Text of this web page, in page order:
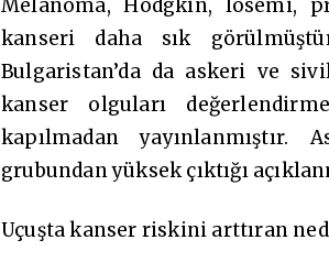
Melanoma, Hodgkin, lösemi,
kanseri daha sık
Bulgaristan’da da askeri ve
kanser olguları
kapılmadan
grubundan yüksek çıktığı
Uçuşta kanser riskini arttıran